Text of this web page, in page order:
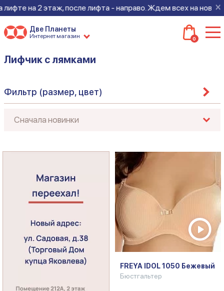
×
2 этаж, после лифта - направо. Ждем всех на новом месте!
Две Планеты
Интернет магазин 0
Лифчик с лямками
Фильтр (размер, цвет)
FREYA IDOL 1050 Бежевый
Бюстгальтер